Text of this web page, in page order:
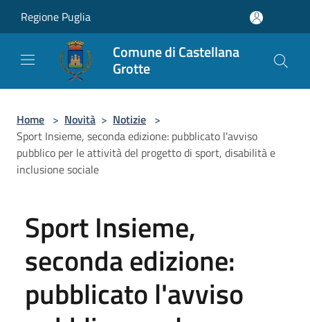
Regione Puglia
Comune di Castellana
Grotte
Home > Novità > Notizie >
Sport Insieme, seconda edizione: pubblicato l'avviso
pubblico per le attività del progetto di sport, disabilità e
inclusione sociale
Sport Insieme,
seconda edizione:
pubblicato l'avviso